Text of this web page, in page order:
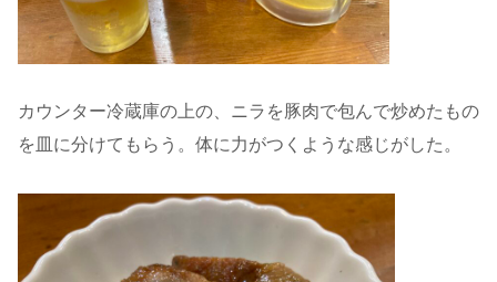
カウンター冷蔵庫の上の、ニラを豚肉で包んで炒めたもの
を皿に分けてもらう。体に力がつくような感じがした。